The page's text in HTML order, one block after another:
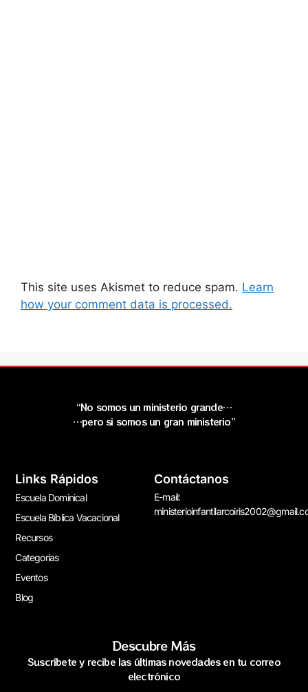
This site uses Akismet to reduce spam. Learn
how your comment data is processed.
“No somos un ministerio grande…
…pero si somos un gran ministerio”
Links Rápidos
Escuela Dominical
Escuela Bíblica Vacacional
Recursos
Categorías
Eventos
Blog
Contáctanos
E-mail:
Descubre Más
Suscríbete y recibe las últimas novedades en tu correo
electrónico